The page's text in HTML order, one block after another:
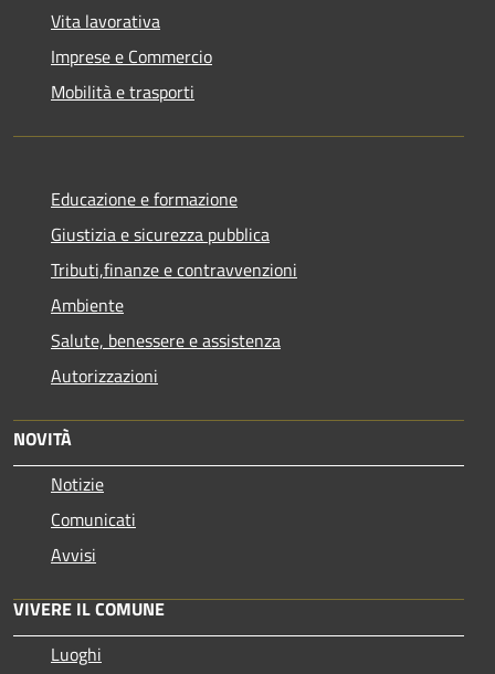
Vita lavorativa
Imprese e Commercio
Mobilità e trasporti
Educazione e formazione
Giustizia e sicurezza pubblica
Tributi,finanze e contravvenzioni
Ambiente
Salute, benessere e assistenza
Autorizzazioni
NOVITÀ
Notizie
Comunicati
Avvisi
VIVERE IL COMUNE
Luoghi